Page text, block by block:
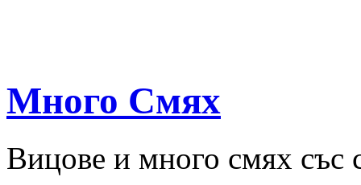
Много Смях
Вицове и много смях със